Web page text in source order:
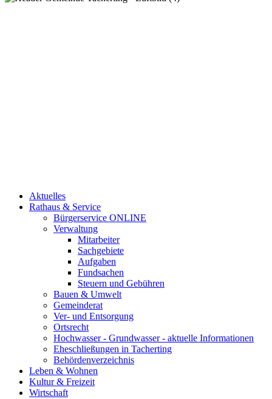
Aktuelles
Rathaus & Service
Bürgerservice ONLINE
Verwaltung
Mitarbeiter
Sachgebiete
Aufgaben
Fundsachen
Steuern und Gebühren
Bauen & Umwelt
Gemeinderat
Ver- und Entsorgung
Ortsrecht
Hochwasser - Grundwasser - aktuelle Informationen
Eheschließungen in Tacherting
Behördenverzeichnis
Leben & Wohnen
Kultur & Freizeit
Wirtschaft